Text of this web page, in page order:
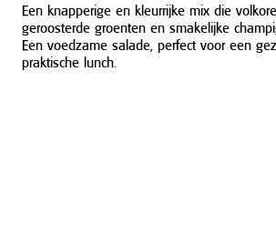
Een knapperige en kleurrijke mix die
geroosterde groenten en smakelijke
Een voedzame salade, perfect voor een
praktische lunch.